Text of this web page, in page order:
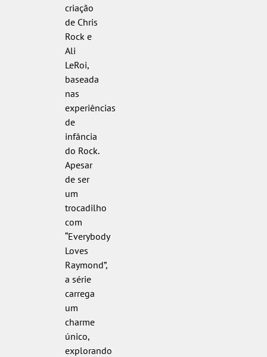
criação
de Chris
Rock e
Ali
LeRoi,
baseada
nas
experiências
de
infância
do Rock.
Apesar
de ser
um
trocadilho
com
“Everybody
Loves
Raymond”,
a série
carrega
um
charme
único,
explorando